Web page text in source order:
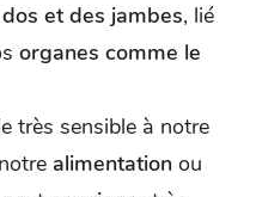
et des jambes, lié
organes comme le
très sensible à notre
alimentation ou